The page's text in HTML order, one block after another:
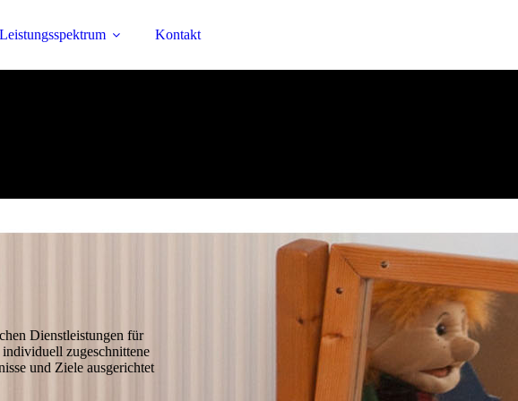
Leistungsspektrum Kontakt
Dienstleistungen für
zugeschnittene
und Ziele ausgerichtet